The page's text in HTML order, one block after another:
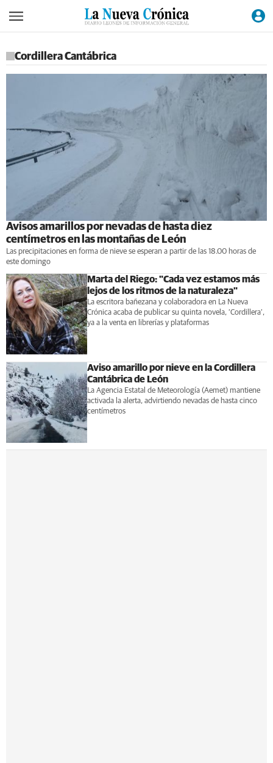
Cordillera Cantábrica
Avisos amarillos por nevadas de hasta diez
centímetros en las montañas de León
Las precipitaciones en forma de nieve se esperan a partir de las 18.00 horas de
este domingo
Marta del Riego: "Cada vez estamos más
lejos de los ritmos de la naturaleza"
La escritora bañezana y colaboradora en La Nueva
Crónica acaba de publicar su quinta novela, ‘Cordillera’,
ya a la venta en librerías y plataformas
Aviso amarillo por nieve en la Cordillera
Cantábrica de León
La Agencia Estatal de Meteorología (Aemet) mantiene
activada la alerta, advirtiendo nevadas de hasta cinco
centímetros